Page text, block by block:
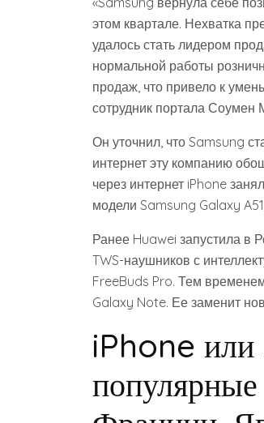
этом квартале. Нехватка
удалось стать лидером
нормальной работы
продаж, что привело к
сотрудник портала Соумен
Он уточнил, что Samsung
интернет эту компанию
через интернет iPhone
модели Samsung Galaxy
Ранее Huawei запустила в
TWS-наушников с
FreeBuds Pro. Тем
Galaxy Note. Ее заменит
iPhone